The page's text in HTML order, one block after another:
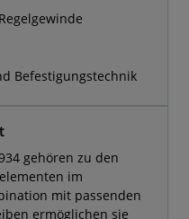
Befestigungstechnik
gehören zu den
im
mit passenden
ermöglichen sie